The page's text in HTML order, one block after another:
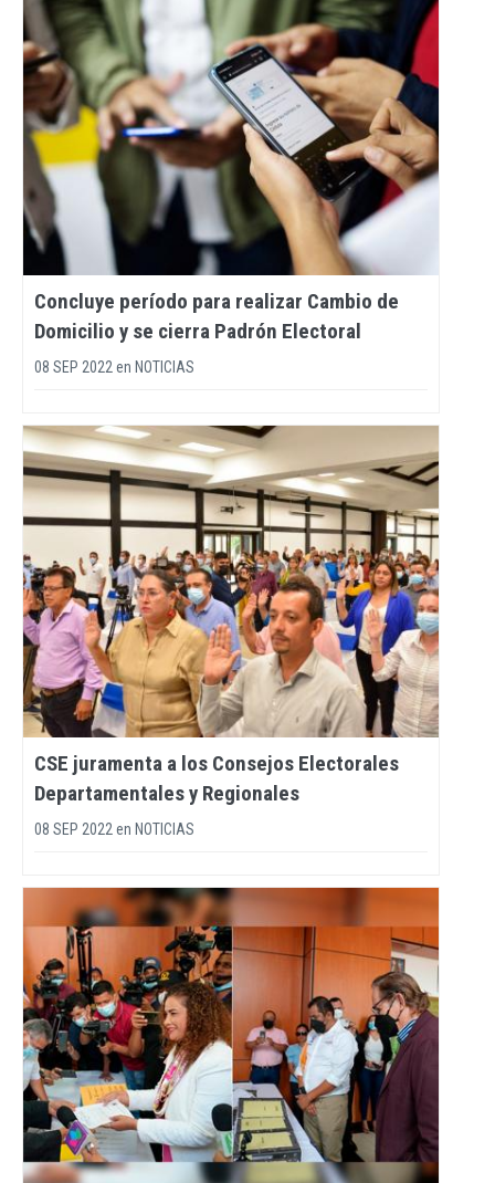
Concluye período para realizar Cambio de
Domicilio y se cierra Padrón Electoral
08 SEP 2022 en NOTICIAS
CSE juramenta a los Consejos Electorales
Departamentales y Regionales
08 SEP 2022 en NOTICIAS